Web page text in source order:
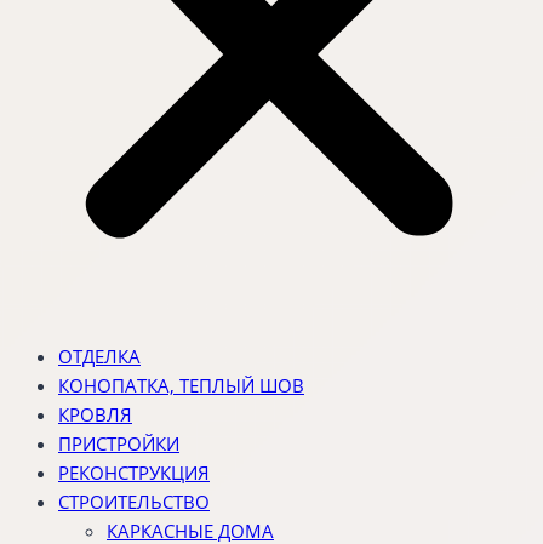
ОТДЕЛКА
КОНОПАТКА, ТЕПЛЫЙ ШОВ
КРОВЛЯ
ПРИСТРОЙКИ
РЕКОНСТРУКЦИЯ
СТРОИТЕЛЬСТВО
КАРКАСНЫЕ ДОМА